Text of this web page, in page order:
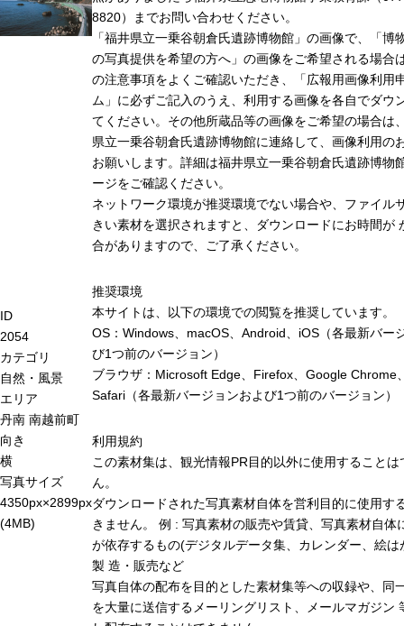
ID
2054
カテゴリ
自然・風景
エリア
丹南 南越前町
向き
横
写真サイズ
4350px×2899px
(4MB)
8820）までお問い合わせください。
「福井県立一乗谷朝倉氏遺跡博物館」の画像で、「博
の写真提供を希望の方へ」の画像をご希望される場合
の注意事項をよくご確認いただき、「広報用画像利用
ム」に必ずご記入のうえ、利用する画像を各自でダウ
てください。その他所蔵品等の画像をご希望の場合は
県立一乗谷朝倉氏遺跡博物館に連絡して、画像利用の
お願いします。詳細は福井県立一乗谷朝倉氏遺跡博物
ージをご確認ください。
ネットワーク環境が推奨環境でない場合や、ファイル
きい素材を選択されますと、ダウンロードにお時間が
合がありますので、ご了承ください。
推奨環境
本サイトは、以下の環境での閲覧を推奨しています。
OS：Windows、macOS、Android、iOS（各最新バー
び1つ前のバージョン）
ブラウザ：Microsoft Edge、Firefox、Google Chrome
Safari（各最新バージョンおよび1つ前のバージョン）
利用規約
この素材集は、観光情報PR目的以外に使用することは
ん。
ダウンロードされた写真素材自体を営利目的に使用す
きません。 例 : 写真素材の販売や賃貸、写真素材自体
が依存するもの(デジタルデータ集、カレンダー、絵は
製 造・販売など
写真自体の配布を目的とした素材集等への収録や、同
を大量に送信するメーリングリスト、メールマガジン